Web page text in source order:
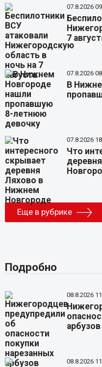
07.8.2026
7
07.8.2026
В
07.8.2026
Что
Еще в рубрике
Подробно
08.8.2026
арбузов
08.8.2026